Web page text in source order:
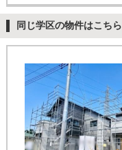
同じ学区の物件はこちら